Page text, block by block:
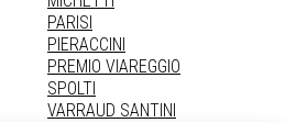
PARISI
PIERACCINI
PREMIO VIAREGGIO
SPOLTI
VARRAUD SANTINI